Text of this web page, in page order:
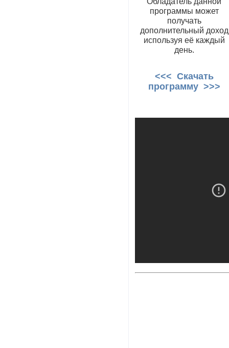
программы может
получать
дополнительный доход
используя её каждый
день.
<<< Скачать
программу >>>